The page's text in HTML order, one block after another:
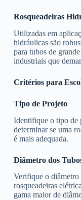
Rosqueadeiras
Utilizadas em
hidráulicas são
para tubos de
industriais que
Critérios para
Tipo de Projeto
Identifique o tipo de
determinar se uma
é mais adequada.
Diâmetro dos
Verifique o diâmetro
rosqueadeiras
gama maior de